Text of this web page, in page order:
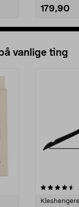
179,90
vanlige ting
Kleshengere